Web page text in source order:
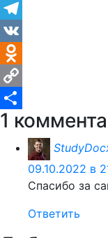
Viber
Telegram
VK
Odnoklassniki
Copy
Link
Отправить
1
09.10.2022 в
Спасибо за
Ответить